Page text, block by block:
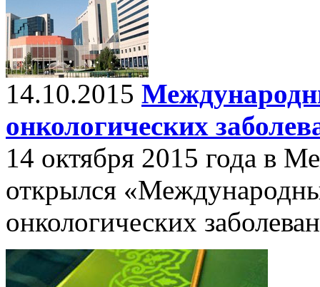
14.10.2015
онкологических
14 октября 2015 года в
открылся
онкологических